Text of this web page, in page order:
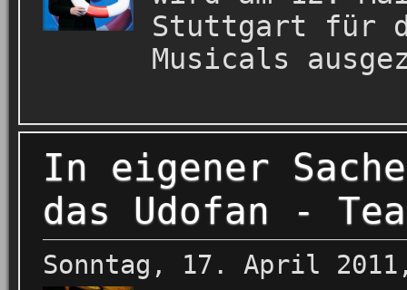
Stuttgart für
Musicals
In eigener
das Udofan -
Sonntag, 17. April